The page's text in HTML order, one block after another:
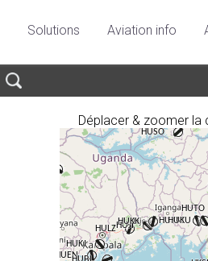
Solutions Aviation info
Déplacer & zoomer la